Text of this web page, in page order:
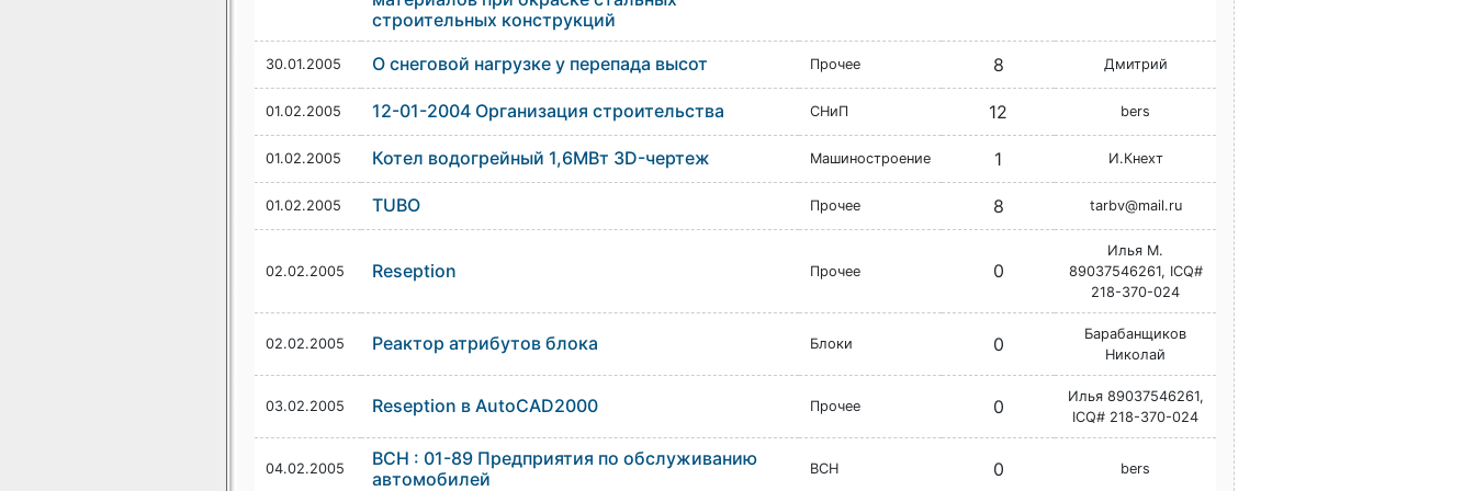
строительных конструкций
30.01.2005 О снеговой нагрузке у перепада высот Прочее 8 Дмитрий
01.02.2005 12-01-2004 Организация строительства СНиП 12 bers
01.02.2005 Котел водогрейный 1,6МВт 3D-чертеж Машиностроение 1 И.Кнехт
01.02.2005 TUBO Прочее 8 tarbv@mail.ru
02.02.2005 Reseption Прочее 0
Илья М.
89037546261, ICQ#
218-370-024
02.02.2005 Реактор атрибутов блока Блоки 0
Барабанщиков
Николай
03.02.2005 Reseption в AutoCAD2000 Прочее 0
Илья 89037546261,
ICQ# 218-370-024
04.02.2005
ВСН : 01-89 Предприятия по обслуживанию
автомобилей
ВСН 0 bers